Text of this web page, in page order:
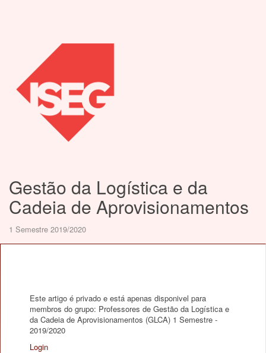
Gestão da Logística e da
Cadeia de Aprovisionamentos
1 Semestre 2019/2020
Este artigo é privado e está apenas disponivel para
membros do grupo: Professores de Gestão da Logística e
da Cadeia de Aprovisionamentos (GLCA) 1 Semestre -
2019/2020
Login